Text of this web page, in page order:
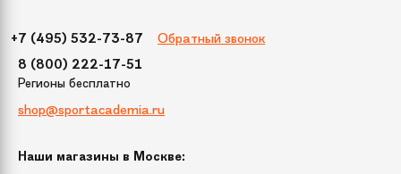
+7 (495) 532-73-87 Обратный звонок
8 (800) 222-17-51
Регионы бесплатно
shop@sportacademia.ru
Наши магазины в Москве: